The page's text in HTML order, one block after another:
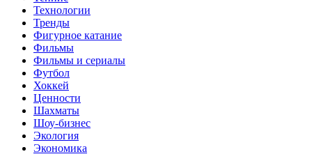
Технологии
Тренды
Фигурное катание
Фильмы
Фильмы и сериалы
Футбол
Хоккей
Ценности
Шахматы
Шоу-бизнес
Экология
Экономика